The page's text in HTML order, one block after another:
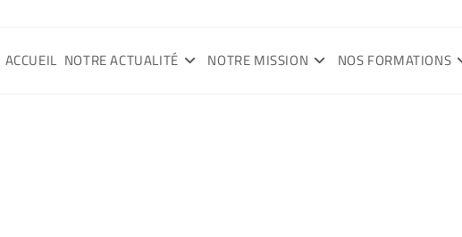
ACCUEIL NOTRE ACTUALITÉ NOTRE MISSION NOS FORMATIONS